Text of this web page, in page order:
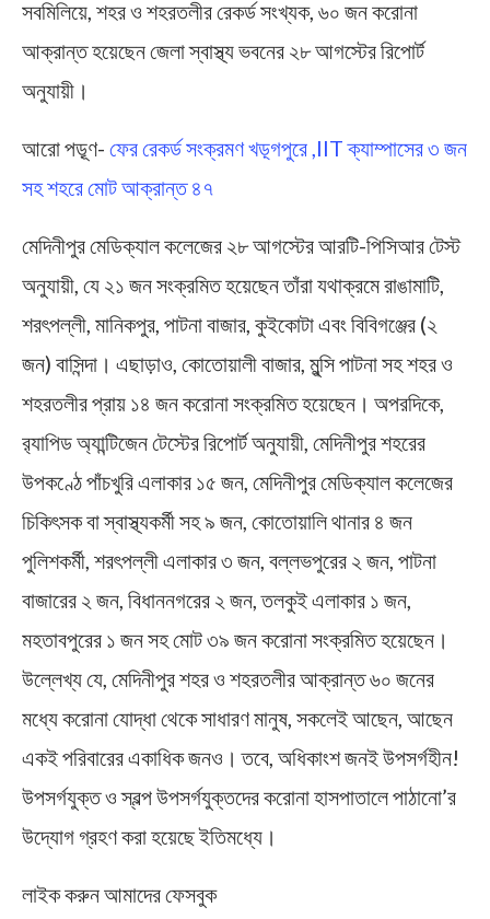
সবমিলিয়ে, শহর ও শহরতলীর রেকর্ড সংখ্যক, ৬০ জন করোনা
আক্রান্ত হয়েছেন জেলা স্বাস্থ্য ভবনের ২৮ আগস্টের রিপোর্ট
অনুযায়ী।
আরো পড়ূণ- ফের রেকর্ড সংক্রমণ খড়্গপুরে ,IIT ক্যাম্পাসের ৩ জন
সহ শহরে মোট আক্রান্ত ৪৭
মেদিনীপুর মেডিক্যাল কলেজের ২৮ আগস্টের আরটি-পিসিআর টেস্ট
অনুযায়ী, যে ২১ জন সংক্রমিত হয়েছেন তাঁরা যথাক্রমে রাঙামাটি,
শরৎপল্লী, মানিকপুর, পাটনা বাজার, কুইকোটা এবং বিবিগঞ্জের (২
জন) বাসিন্দা। এছাড়াও, কোতোয়ালী বাজার, মুন্সি পাটনা সহ শহর ও
শহরতলীর প্রায় ১৪ জন করোনা সংক্রমিত হয়েছেন। অপরদিকে,
র‌্যাপিড অ্যান্টিজেন টেস্টের রিপোর্ট অনুযায়ী, মেদিনীপুর শহরের
উপকণ্ঠে পাঁচখুরি এলাকার ১৫ জন, মেদিনীপুর মেডিক্যাল কলেজের
চিকিৎসক বা স্বাস্থ্যকর্মী সহ ৯ জন, কোতোয়ালি থানার ৪ জন
পুলিশকর্মী, শরৎপল্লী এলাকার ৩ জন, বল্লভপুরের ২ জন, পাটনা
বাজারের ২ জন, বিধাননগরের ২ জন, তলকুই এলাকার ১ জন,
মহতাবপুরের ১ জন সহ মোট ৩৯ জন করোনা সংক্রমিত হয়েছেন।
উল্লেখ্য যে, মেদিনীপুর শহর ও শহরতলীর আক্রান্ত ৬০ জনের
মধ্যে করোনা যোদ্ধা থেকে সাধারণ মানুষ, সকলেই আছেন, আছেন
একই পরিবারের একাধিক জনও। তবে, অধিকাংশ জনই উপসর্গহীন!
উপসর্গযুক্ত ও স্বল্প উপসর্গযুক্তদের করোনা হাসপাতালে পাঠানো’র
উদ্যোগ গ্রহণ করা হয়েছে ইতিমধ্যে।
লাইক করুন আমাদের ফেসবুক